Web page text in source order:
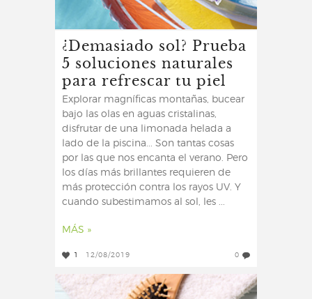
¿Demasiado sol? Prueba
5 soluciones naturales
para refrescar tu piel
Explorar magníficas montañas, bucear
bajo las olas en aguas cristalinas,
disfrutar de una limonada helada a
lado de la piscina... Son tantas cosas
por las que nos encanta el verano. Pero
los días más brillantes requieren de
más protección contra los rayos UV. Y
cuando subestimamos al sol, les ...
MÁS »
1 12/08/2019 0